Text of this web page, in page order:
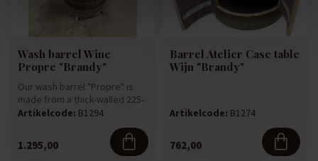
Wash barrel Wine
Propre "Brandy"
Our wash barrel "Propre" is
made from a thick-walled 225-
litre oak wine barrel. ...
Artikelcode: B1294
1.295,00
Barrel Atelier Case table
Wijn "Brandy"
Artikelcode: B1274
762,00